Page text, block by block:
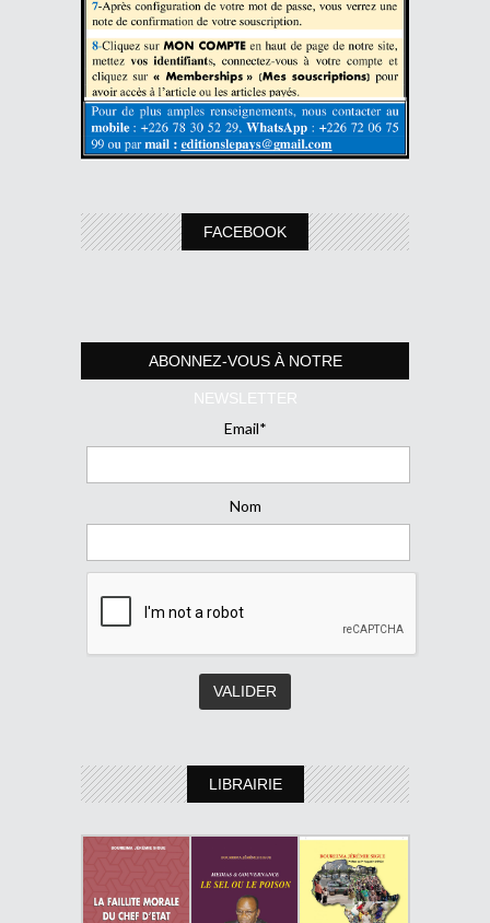
FACEBOOK
ABONNEZ-VOUS À NOTRE
NEWSLETTER
Email*
Nom
LIBRAIRIE